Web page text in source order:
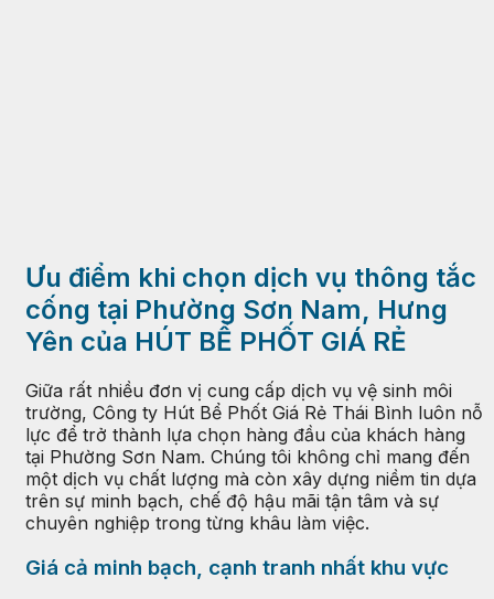
Ưu điểm khi chọn dịch vụ thông tắc
cống tại Phường Sơn Nam, Hưng
Yên của HÚT BỂ PHỐT GIÁ RẺ
Giữa rất nhiều đơn vị cung cấp dịch vụ vệ sinh môi
trường, Công ty Hút Bể Phốt Giá Rẻ Thái Bình luôn nỗ
lực để trở thành lựa chọn hàng đầu của khách hàng
tại Phường Sơn Nam. Chúng tôi không chỉ mang đến
một dịch vụ chất lượng mà còn xây dựng niềm tin dựa
trên sự minh bạch, chế độ hậu mãi tận tâm và sự
chuyên nghiệp trong từng khâu làm việc.
Giá cả minh bạch, cạnh tranh nhất khu vực